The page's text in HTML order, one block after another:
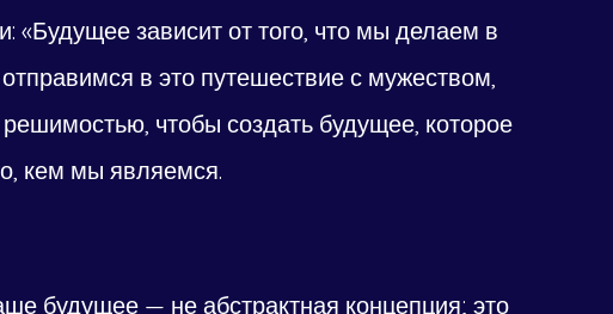
зависит от того, что мы делаем в
в это путешествие с мужеством,
чтобы создать будущее, которое
кем мы являемся.
будущее — не абстрактная концепция; это